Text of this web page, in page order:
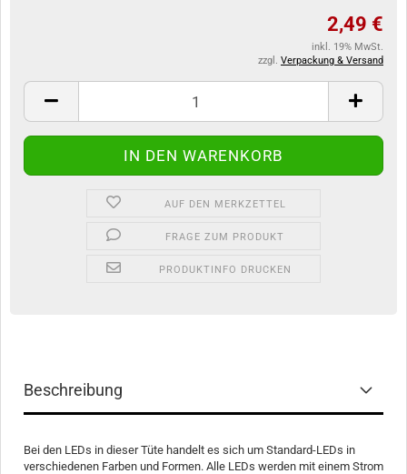
2,49 €
inkl. 19% MwSt.
zzgl. Verpackung & Versand
AUF DEN MERKZETTEL
FRAGE ZUM PRODUKT
PRODUKTINFO DRUCKEN
Beschreibung
Bei den LEDs in dieser Tüte handelt es sich um Standard-LEDs in
verschiedenen Farben und Formen. Alle LEDs werden mit einem Strom